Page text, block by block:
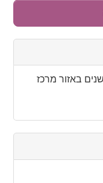
באזור מרכז